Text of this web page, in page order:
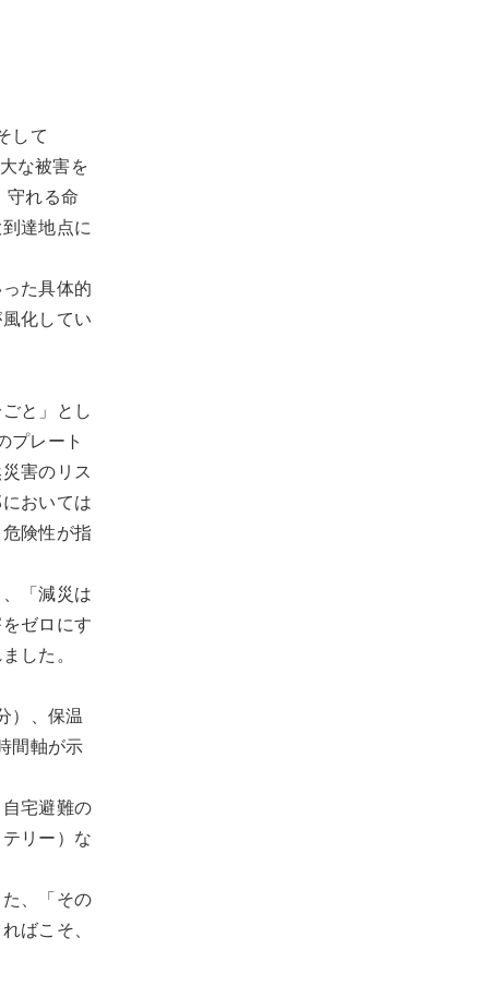
して
な被害を
守れる命
達地点に
た具体的
化してい
と」とし
プレート
害のリス
おいては
険性が指
「減災は
ゼロにす
した。
）、保温
間軸が示
宅避難の
リー）な
、「その
ばこそ、